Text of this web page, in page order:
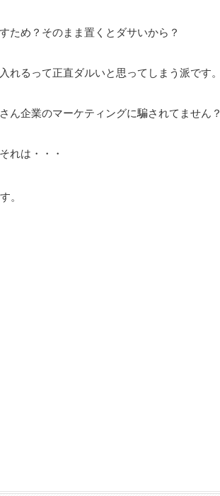
ため？そのまま置くとダサいから？
るって正直ダルいと思ってしまう派です。
ん企業のマーケティングに騙されてません？
れは・・・
。